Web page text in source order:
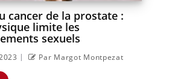
cancer de la prostate :
limite les
sexuels
| Par Margot Montpezat